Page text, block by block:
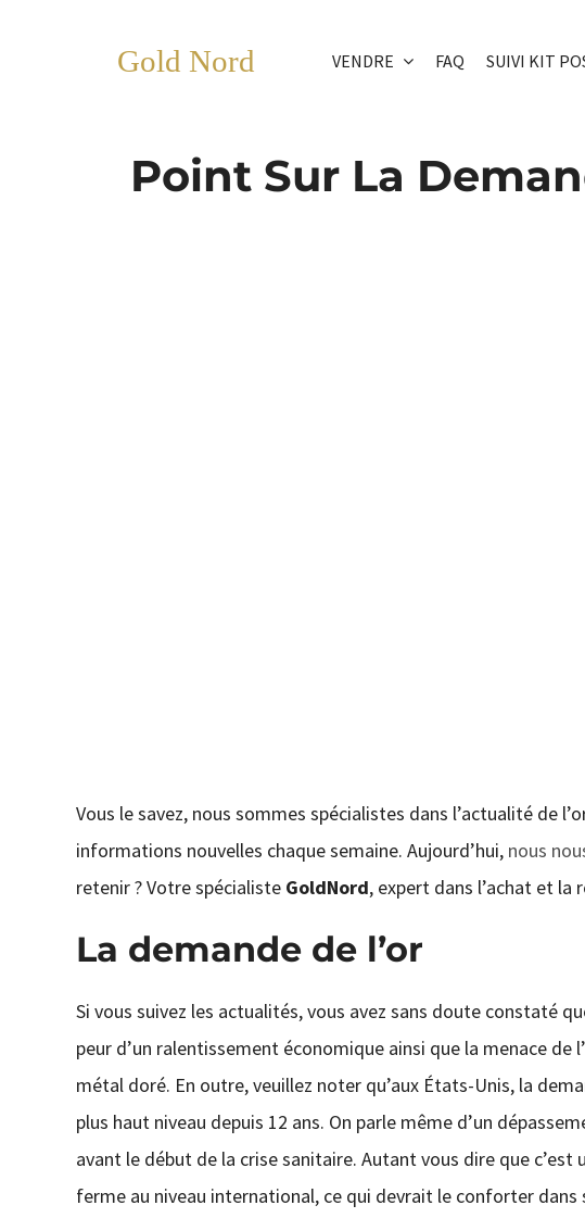
Gold Nord VENDRE FAQ SUIVI KIT
Point Sur La
Vous le savez, nous sommes spécialistes dans l’actualité de
informations nouvelles chaque semaine. Aujourd’hui, nous
retenir ? Votre spécialiste GoldNord, expert dans l’achat et la
La demande de l’or
Si vous suivez les actualités, vous avez sans doute constaté
peur d’un ralentissement économique ainsi que la menace
métal doré. En outre, veuillez noter qu’aux États-Unis, la
plus haut niveau depuis 12 ans. On parle même d’un
avant le début de la crise sanitaire. Autant vous dire que c’est
ferme au niveau international, ce qui devrait le conforter dans